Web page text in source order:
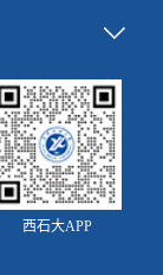
西石大APP